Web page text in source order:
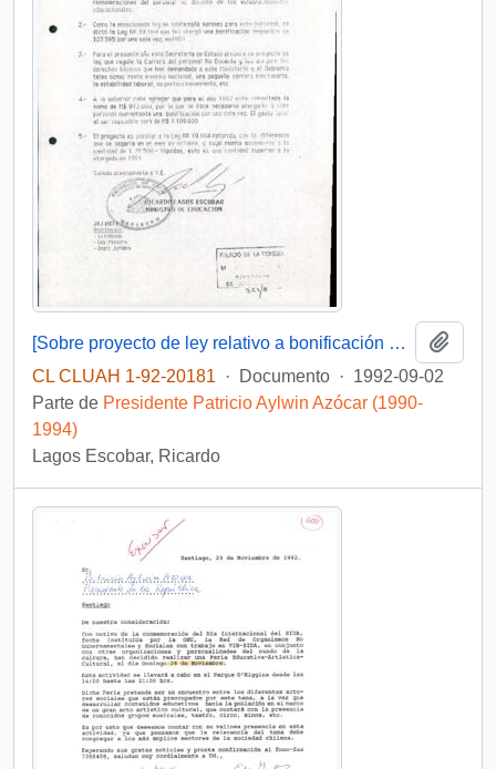
[Sobre proyecto de ley relativo a bonificación al personal no docente]
CL CLUAH 1-92-20181
· Documento · 1992-09-02
Parte de Presidente Patricio Aylwin Azócar (1990-
1994)
Lagos Escobar, Ricardo